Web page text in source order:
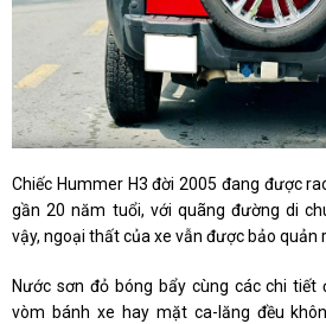
Chiếc Hummer H3 đời 2005 đang được
gần 20 năm tuổi, với quãng đường di
vậy, ngoại thất của xe vẫn được bảo quản
Nước sơn đỏ bóng bẩy cùng các chi
vòm bánh xe hay mặt ca-lăng đều